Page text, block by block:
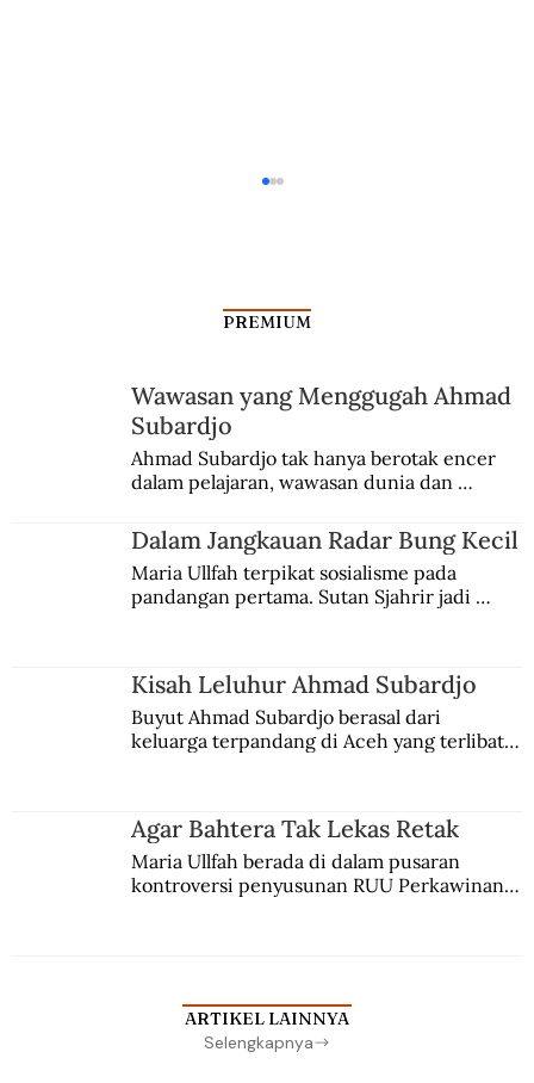
Rebutan Gagasan dan Hak di Jalan M.H.
Thamrin
PREMIUM
Wawasan yang Menggugah Ahmad
Subardjo
Ahmad Subardjo tak hanya berotak encer
dalam pelajaran, wawasan dunia dan
Jules Verne, Multatuli, hingga Sun Yat-sen.
Dalam Jangkauan Radar Bung Kecil
Maria Ullfah terpikat sosialisme pada
pandangan pertama. Sutan Sjahrir jadi
Kisah Leluhur Ahmad Subardjo
Buyut Ahmad Subardjo berasal dari
keluarga terpandang di Aceh yang terlibat
Agar Bahtera Tak Lekas Retak
Maria Ullfah berada di dalam pusaran
kontroversi penyusunan RUU Perkawinan.
ARTIKEL LAINNYA
Selengkapnya